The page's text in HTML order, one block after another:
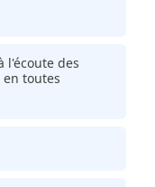
l'écoute des
toutes